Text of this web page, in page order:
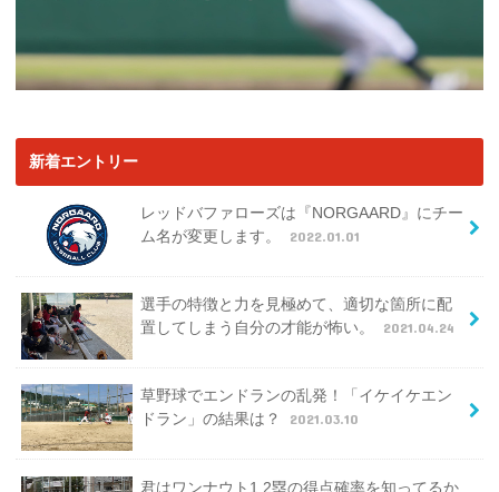
新着エントリー
レッドバファローズは『NORGAARD』にチー
ム名が変更します。
2022.01.01
選手の特徴と力を見極めて、適切な箇所に配
置してしまう自分の才能が怖い。
2021.04.24
草野球でエンドランの乱発！「イケイケエン
ドラン」の結果は？
2021.03.10
君はワンナウト1,2塁の得点確率を知ってるか